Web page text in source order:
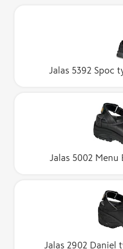
Jalas 5392 Spoc
Jalas 5002 Menu
Jalas 2902 Daniel